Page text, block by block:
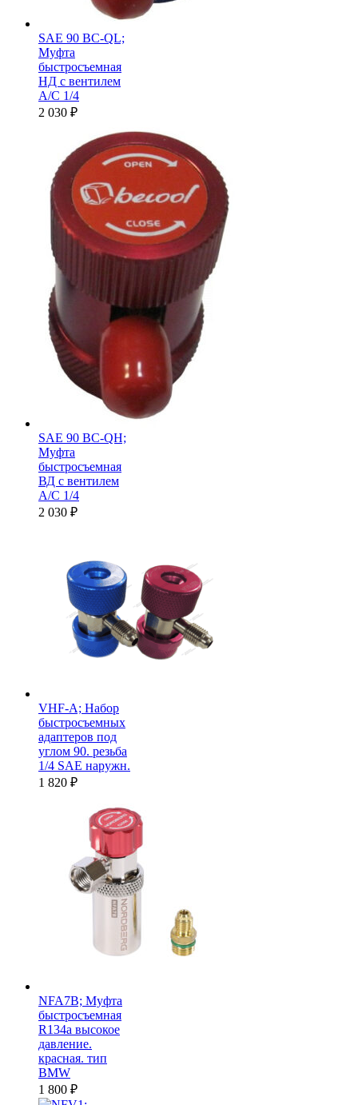
SAE 90 BC-QL;
Муфта
быстросъемная
НД с вентилем
А/С 1/4
2 030 ₽
SAE 90 BC-QH;
Муфта
быстросъемная
ВД с вентилем
А/С 1/4
2 030 ₽
VHF-A; Набор
быстросъемных
адаптеров под
углом 90. резьба
1/4 SAE наружн.
1 820 ₽
NFA7B; Муфта
быстросъемная
R134a высокое
давление.
красная. тип
BMW
1 800 ₽